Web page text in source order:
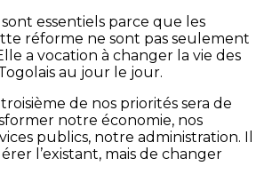
essentiels parce que les
réforme ne sont pas seulement
a vocation à changer la vie des
au jour le jour.
de nos priorités sera de
notre économie, nos
publics, notre administration. Il
l’existant, mais de changer